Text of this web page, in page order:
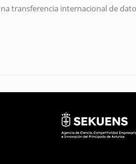
transferencia internacional de